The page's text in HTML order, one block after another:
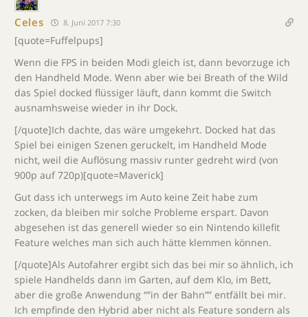
Celes 8. Juni 2017 7:30
[quote=Fuffelpups]
Wenn die FPS in beiden Modi gleich ist, dann bevorzuge ich
den Handheld Mode. Wenn aber wie bei Breath of the Wild
das Spiel docked flüssiger läuft, dann kommt die Switch
ausnamhsweise wieder in ihr Dock.
[/quote]Ich dachte, das wäre umgekehrt. Docked hat das
Spiel bei einigen Szenen geruckelt, im Handheld Mode
nicht, weil die Auflösung massiv runter gedreht wird (von
900p auf 720p)[quote=Maverick]
Gut dass ich unterwegs im Auto keine Zeit habe zum
zocken, da bleiben mir solche Probleme erspart. Davon
abgesehen ist das generell wieder so ein Nintendo killefit
Feature welches man sich auch hätte klemmen können.
[/quote]Als Autofahrer ergibt sich das bei mir so ähnlich, ich
spiele Handhelds dann im Garten, auf dem Klo, im Bett,
aber die große Anwendung “”in der Bahn”” entfällt bei mir.
Ich empfinde den Hybrid aber nicht als Feature sondern als